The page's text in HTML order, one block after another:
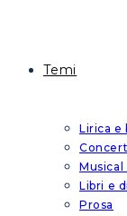
Temi
Lirica e
Musical
Libri e
Prosa